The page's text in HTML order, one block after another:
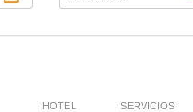
HOTEL SERVICIOS